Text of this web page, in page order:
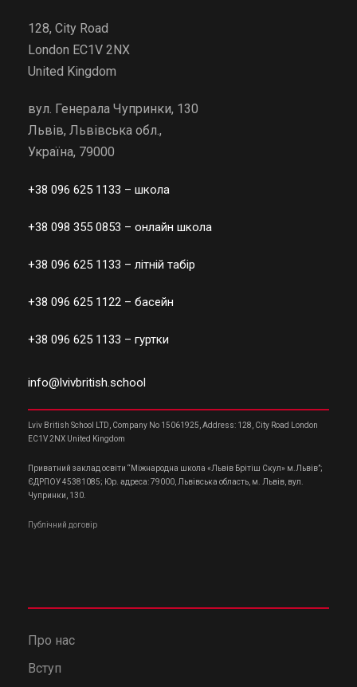
128, City Road
London EC1V 2NX
United Kingdom
вул. Генерала Чупринки, 130
Львів, Львівська обл.,
Україна, 79000
+38 096 625 1133 – школа
+38 098 355 0853 – онлайн школа
+38 096 625 1133 – літній табір
+38 096 625 1122 – басейн
+38 096 625 1133 – гуртки
info@lvivbritish.school
Lviv British School LTD, Company No 15061925, Address: 128, City Road London
EC1V 2NX United Kingdom
Приватний заклад освіти “Міжнародна школа «Львів Брітіш Скул» м.Львів”;
ЄДРПОУ 45381085; Юр. адреса: 79000, Львівська область, м. Львів, вул.
Чупринки, 130.
Публічний договір
Про нас
Вступ